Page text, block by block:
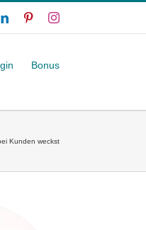
LinkedInPinterestInstagram
Bonus
Kunden weckst